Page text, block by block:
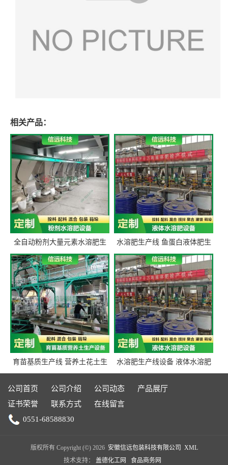
相关产品：
全自动粉剂大量元素水溶肥生
产设备 信远科技肥料生产设备
源头厂家
水溶肥生产线 鱼蛋白液体肥生
产设备 氨基酸液态肥全套设备
育苗基质生产线 营养土花土生
产线 有机肥生产线设备
水溶肥生产线设备 液体水溶肥
生产线 桶装液体水溶肥生产线
设备
公司首页 公司介绍 公司动态
产品展厅
证书荣誉
联系方式
在线留言
0551-68588830
版权所有 Copyright (©) 2026 安徽信远包装科技有限公司
XML
技术支持： 盖德化工网 食品商务网